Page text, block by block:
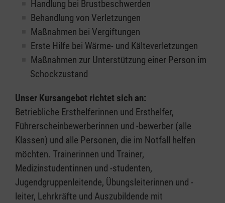
Handlung bei Brustbeschwerden
Behandlung von Verletzungen
Maßnahmen bei Vergiftungen
Erste Hilfe bei Wärme- und Kälteverletzungen
Maßnahmen zur Unterstützung einer Person im
Schockzustand
Unser Kursangebot richtet sich an:
Betriebliche Ersthelferinnen und Ersthelfer,
Führerscheinbewerberinnen und -bewerber (alle
Klassen) und alle Personen, die im Notfall helfen
möchten. Trainerinnen und Trainer,
Medizinstudentinnen und -studenten,
Jugendgruppenleitende, Übungsleiterinnen und -
leiter, Lehrkräfte und Auszubildende mit